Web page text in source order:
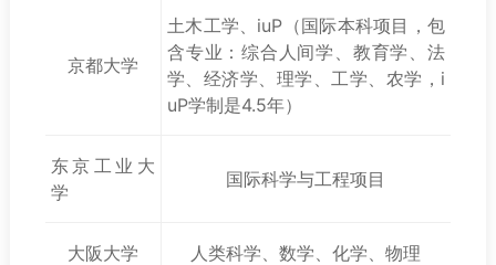
京都大学
土木工学、iuP（国际本科项目，包
含专业：综合人间学、教育学、法
学、经济学、理学、工学、农学，i
uP学制是4.5年）
东京工业大
学
国际科学与工程项目
大阪大学 人类科学、数学、化学、物理